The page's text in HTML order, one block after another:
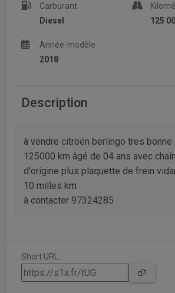
Carburant
Diesel
125
Année-modèle
2018
Description
à vendre citroën berlingo tres
125000 km âgé de 04 ans avec
d'origine plus plaquette de frein
10 milles km
à contacter 97324285
Short URL: